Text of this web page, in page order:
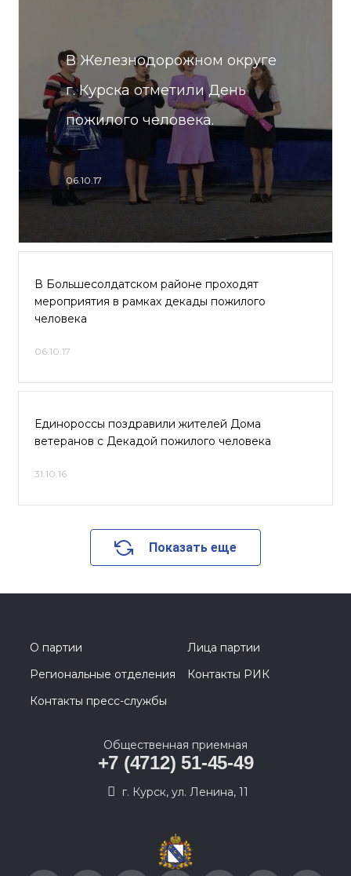
В Железнодорожном округе
г. Курска отметили День
пожилого человека.
06.10.17
В Большесолдатском районе проходят
мероприятия в рамках декады пожилого
человека
06.10.17
Единороссы поздравили жителей Дома
ветеранов с Декадой пожилого человека
31.10.16
Показать еще
О партии
Лица партии
Региональные отделения
Контакты РИК
Контакты пресс-службы
Общественная приемная
+7 (4712) 51-45-49
г. Курск, ул. Ленина, 11